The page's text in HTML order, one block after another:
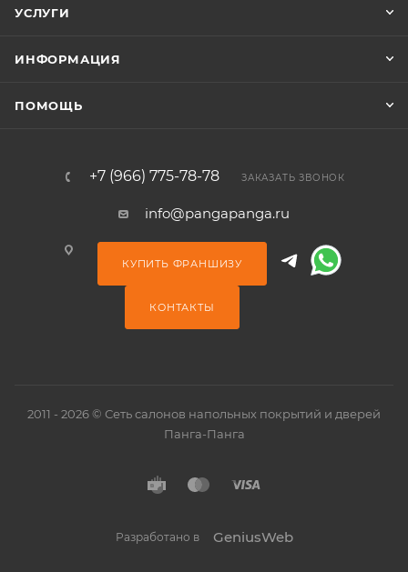
УСЛУГИ
ИНФОРМАЦИЯ
ПОМОЩЬ
+7 (966) 775-78-78 ЗАКАЗАТЬ ЗВОНОК
info@pangapanga.ru
КУПИТЬ ФРАНШИЗУ
КОНТАКТЫ
2011 - 2026 © Сеть салонов напольных покрытий и дверей
Панга-Панга
Разработано в GeniusWeb